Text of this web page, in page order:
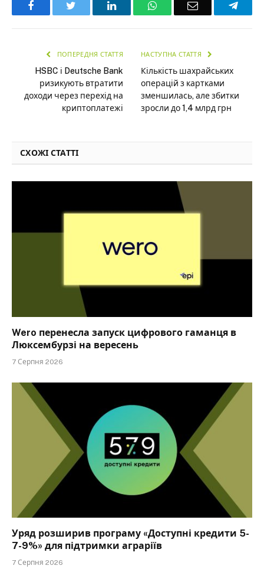
Facebook LinkedInWhatsAppEmail
ПОПЕРЕДНЯ СТАТТЯ
HSBC і Deutsche Bank
ризикують втратити
доходи через перехід на
криптоплатежі
НАСТУПНА СТАТТЯ
Кількість шахрайських
операцій з картками
зменшилась, але збитки
зросли до 1,4 млрд грн
СХОЖІ СТАТТІ
Wero перенесла запуск цифрового гаманця в
Люксембурзі на вересень
7 Серпня 2026
Уряд розширив програму «Доступні кредити 5-
7-9%» для підтримки аграріїв
7 Серпня 2026